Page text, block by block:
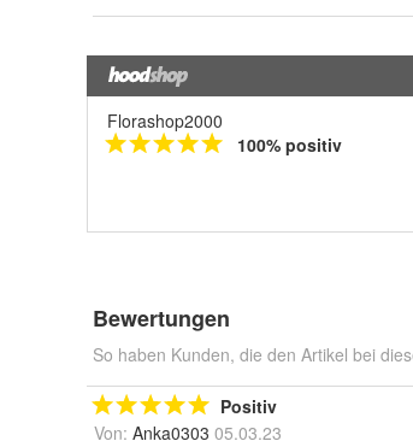
Florashop2000
100% positiv
Bewertungen
So haben Kunden, die den Artikel bei
Positiv
Von: Anka0303 05.03.23